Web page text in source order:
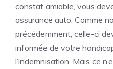
constat amiable, vous
assurance auto. Comme
précédemment, celle-ci
informée de votre
l’indemnisation. Mais ce